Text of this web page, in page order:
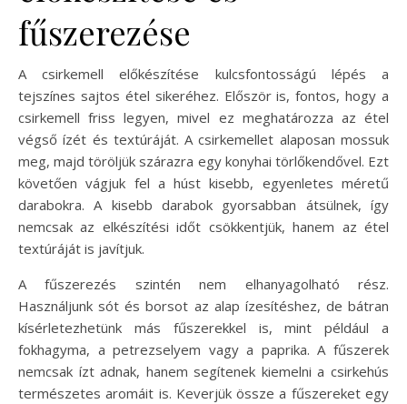
fűszerezése
A csirkemell előkészítése kulcsfontosságú lépés a
tejszínes sajtos étel sikeréhez. Először is, fontos, hogy a
csirkemell friss legyen, mivel ez meghatározza az étel
végső ízét és textúráját. A csirkemellet alaposan mossuk
meg, majd töröljük szárazra egy konyhai törlőkendővel. Ezt
követően vágjuk fel a húst kisebb, egyenletes méretű
darabokra. A kisebb darabok gyorsabban átsülnek, így
nemcsak az elkészítési időt csökkentjük, hanem az étel
textúráját is javítjuk.
A fűszerezés szintén nem elhanyagolható rész.
Használjunk sót és borsot az alap ízesítéshez, de bátran
kísérletezhetünk más fűszerekkel is, mint például a
fokhagyma, a petrezselyem vagy a paprika. A fűszerek
nemcsak ízt adnak, hanem segítenek kiemelni a csirkehús
természetes aromáit is. Keverjük össze a fűszereket egy